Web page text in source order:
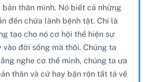
bản thân mình. Nó biết cả những
đến chữa lành bệnh tật. Chỉ là
tạo cho nó cơ hội thể hiện sự
vào đời sống mà thôi. Chúng ta
nghe cơ thể mình, chúng ta ưa
thân và cứ hay bận rộn tất tả về